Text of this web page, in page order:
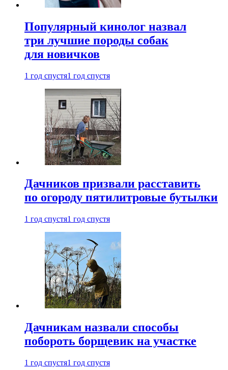
Популярный кинолог назвал
три лучшие породы собак
для новичков
1 год спустя1 год спустя
Дачников призвали расставить
по огороду пятилитровые бутылки
1 год спустя1 год спустя
Дачникам назвали способы
побороть борщевик на участке
1 год спустя1 год спустя